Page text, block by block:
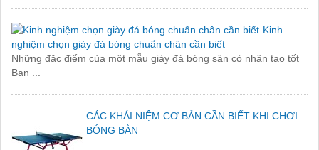
Kinh
nghiệm chọn giày đá bóng chuẩn chân cần biết
Những đặc điểm của một mẫu giày đá bóng sân cỏ nhân tạo tốt
Bạn ...
CÁC KHÁI NIỆM CƠ BẢN CẦN BIẾT KHI CHƠI
BÓNG BÀN